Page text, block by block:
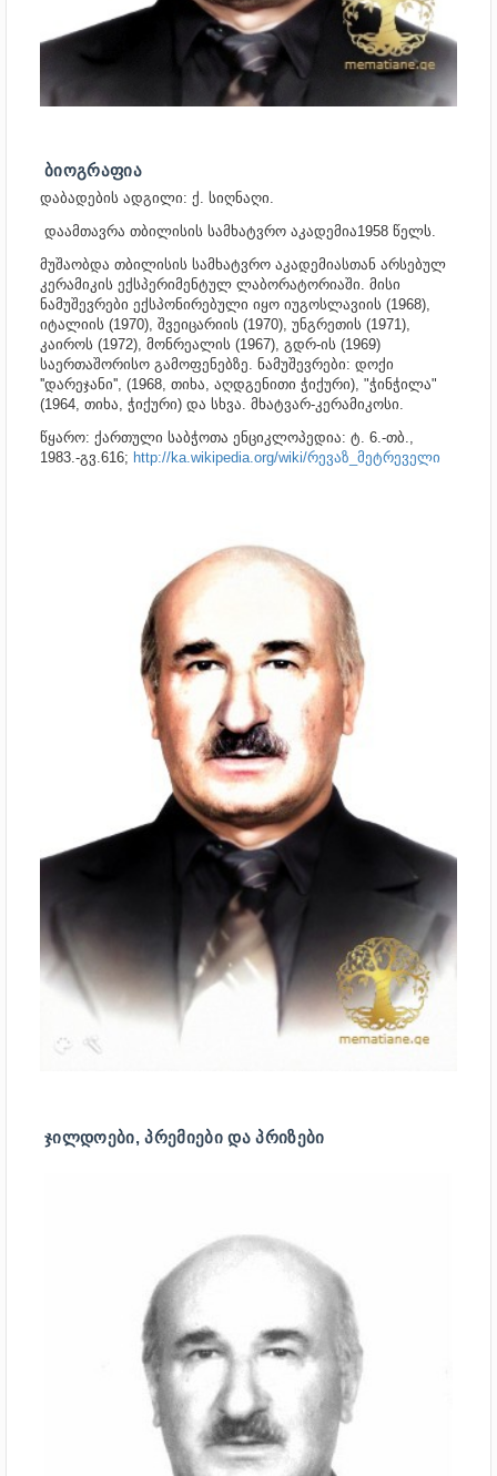
ᲑᲘᲝᲒᲠᲐᲤᲘᲐ
დაბადების ადგილი: ქ. სიღნაღი.
დაამთავრა თბილისის სამხატვრო აკადემია1958 წელს.
მუშაობდა თბილისის სამხატვრო აკადემიასთან არსებულ
კერამიკის ექსპერიმენტულ ლაბორატორიაში. მისი
ნამუშევრები ექსპონირებული იყო იუგოსლავიის (1968),
იტალიის (1970), შვეიცარიის (1970), უნგრეთის (1971),
კაიროს (1972), მონრეალის (1967), გდრ-ის (1969)
საერთაშორისო გამოფენებზე. ნამუშევრები: დოქი
''დარეჯანი'', (1968, თიხა, აღდგენითი ჭიქური), "ჭინჭილა"
(1964, თიხა, ჭიქური) და სხვა. მხატვარ-კერამიკოსი.
წყარო: ქართული საბჭოთა ენციკლოპედია: ტ. 6.-თბ.,
1983.-გვ.616; http://ka.wikipedia.org/wiki/რევაზ_მეტრეველი
ᲯᲘᲚᲓᲝᲔᲑᲘ, ᲞᲠᲔᲛᲘᲔᲑᲘ ᲓᲐ ᲞᲠᲘᲖᲔᲑᲘ